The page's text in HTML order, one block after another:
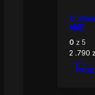
AMP
0 z 5
2 .790